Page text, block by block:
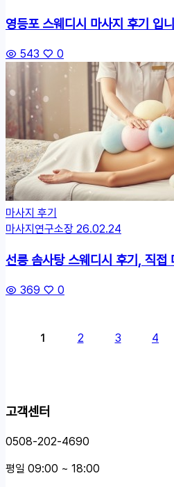
영등포 스웨디시 마사지 후기 입
543 0
마사지 후기
마사지연구소장26.02.24
선릉 솜사탕 스웨디시 후기, 직접
369 0
1 2 3 4
고객센터
0508-202-4690
평일 09:00 ~ 18:00